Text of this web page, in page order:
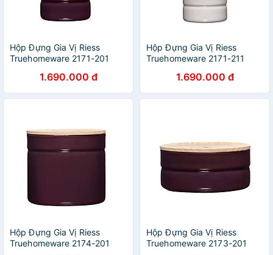
Hộp Đựng Gia Vị Riess
Truehomeware 2171-201
chính hãng1.690.000 đ
Hộp Đựng Gia Vị Riess
Truehomeware 2171-211
1.690.000 đ
Hộp Đựng Gia Vị Riess
Truehomeware 2174-201
Hộp Đựng Gia Vị Riess
Truehomeware 2173-201